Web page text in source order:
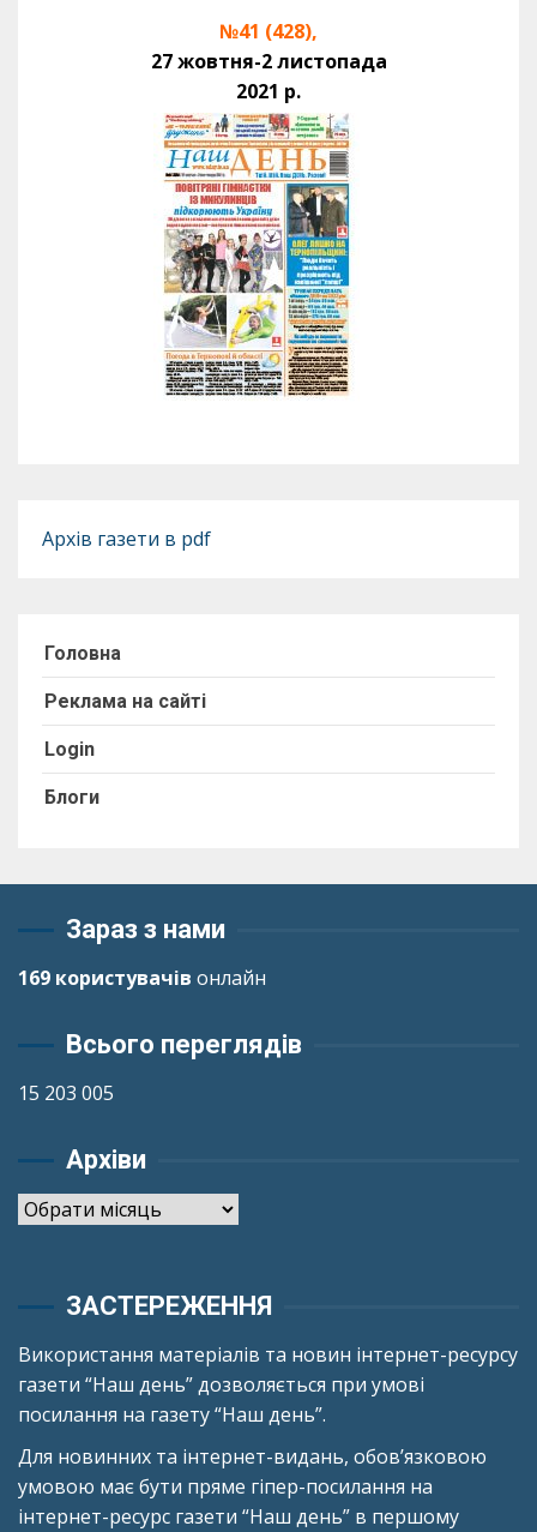
№41 (428),
27 жовтня-2 листопада
2021 р.
Архів газети в pdf
Головна
Реклама на сайті
Login
Блоги
Зараз з нами
169 користувачів онлайн
Всього переглядів
15 203 005
Архіви
Архіви
ЗАСТЕРЕЖЕННЯ
Використання матеріалів та новин інтернет-ресурсу
газети “Наш день” дозволяється при умові
посилання на газету “Наш день”.
Для новинних та інтернет-видань, обов’язковою
умовою має бути пряме гіпер-посилання на
інтернет-ресурс газети “Наш день” в першому